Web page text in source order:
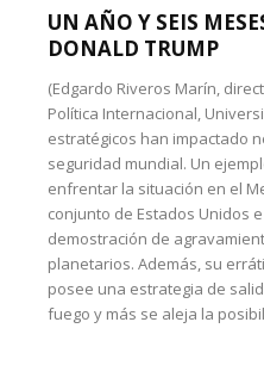
UN AÑO Y SEIS
DONALD TRUMP
(Edgardo Riveros Marín,
Política Internacional,
estratégicos han impactado
seguridad mundial. Un
enfrentar la situación en el
conjunto de Estados Unidos
demostración de
planetarios. Además, su
posee una estrategia de
fuego y más se aleja la